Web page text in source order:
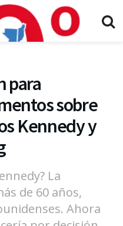
para
sobre
Kennedy y
La
de 60 años,
Ahora